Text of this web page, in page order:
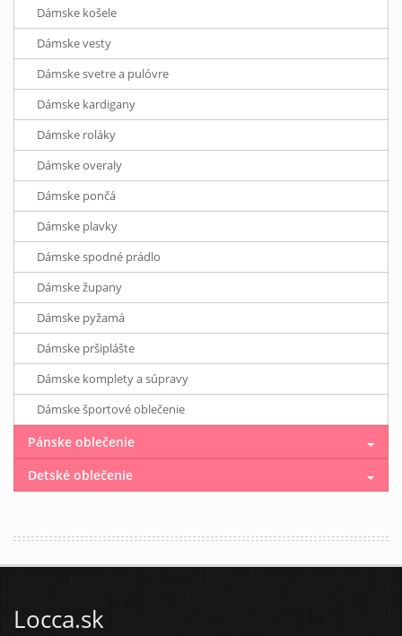
Dámske košele
Dámske vesty
Dámske svetre a pulóvre
Dámske kardigany
Dámske roláky
Dámske overaly
Dámske pončá
Dámske plavky
Dámske spodné prádlo
Dámske župany
Dámske pyžamá
Dámske pršiplášte
Dámske komplety a súpravy
Dámske športové oblečenie
Pánske oblečenie
Detské oblečenie
Locca.sk